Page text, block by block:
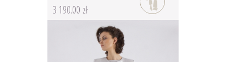
3 190.00 zł